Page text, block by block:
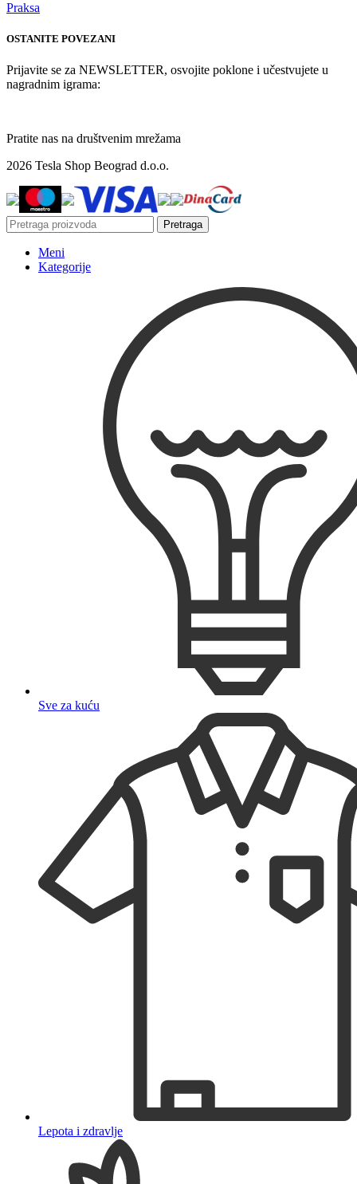
Praksa
OSTANITE POVEZANI
Prijavite se za NEWSLETTER, osvojite poklone i učestvujete u
nagradnim igrama:
Pratite nas na društvenim mrežama
2026 Tesla Shop Beograd d.o.o.
Pretraga
Meni
Kategorije
Sve za kuću
Lepota i zdravlje